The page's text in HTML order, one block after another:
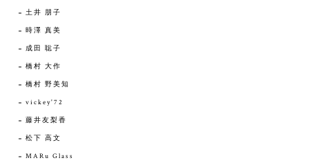
土井 朋子
時澤 真美
成田 聡子
橋村 大作
橋村 野美知
vickey'72
藤井友梨香
松下 高文
MARu Glass